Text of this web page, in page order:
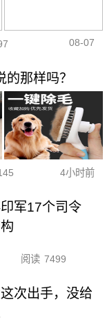
08-07
那样吗？
4小时前
军17个司令
阅读 7499
次出手，没给